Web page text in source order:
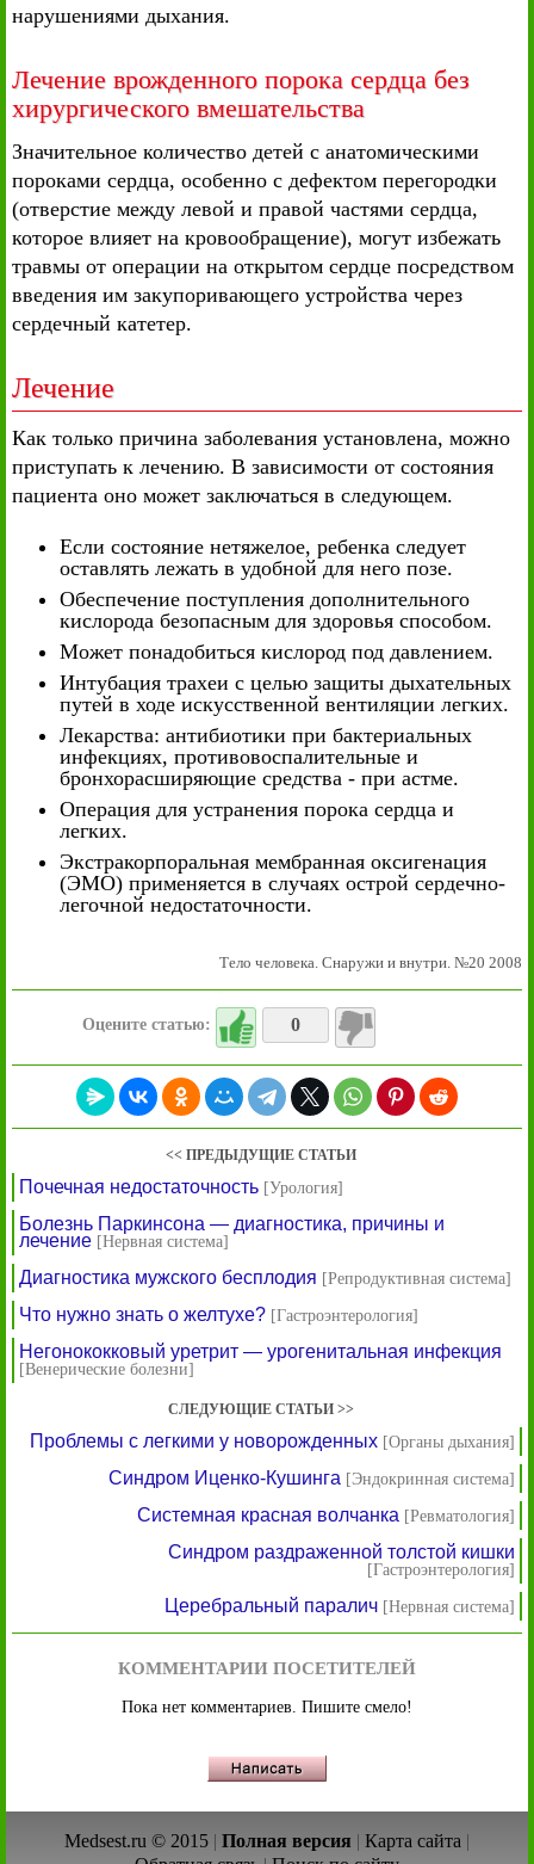
нарушениями дыхания.
Лечение врожденного порока сердца без
хирургического вмешательства
Значительное количество детей с анатомическими
пороками сердца, особенно с дефектом перегородки
(отверстие между левой и правой частями сердца,
которое влияет на кровообращение), могут избежать
травмы от операции на открытом сердце посредством
введения им закупоривающего устройства через
сердечный катетер.
Лечение
Как только причина заболевания установлена, можно
приступать к лечению. В зависимости от состояния
пациента оно может заключаться в следующем.
Если состояние нетяжелое, ребенка следует
оставлять лежать в удобной для него позе.
Обеспечение поступления дополнительного
кислорода безопасным для здоровья способом.
Может понадобиться кислород под давлением.
Интубация трахеи с целью защиты дыхательных
путей в ходе искусственной вентиляции легких.
Лекарства: антибиотики при бактериальных
инфекциях, противовоспалительные и
бронхорасширяющие средства - при астме.
Операция для устранения порока сердца и
легких.
Экстракорпоральная мембранная оксигенация
(ЭМО) применяется в случаях острой сердечно-
легочной недостаточности.
Тело человека. Снаружи и внутри. №20 2008
Оцените статью: 0
<< ПРЕДЫДУЩИЕ СТАТЬИ
Почечная недостаточность [Урология]
Болезнь Паркинсона — диагностика, причины и
лечение [Нервная система]
Диагностика мужского бесплодия [Репродуктивная система]
Что нужно знать о желтухе? [Гастроэнтерология]
Негонококковый уретрит — урогенитальная инфекция
[Венерические болезни]
СЛЕДУЮЩИЕ СТАТЬИ >>
Проблемы с легкими у новорожденных [Органы дыхания]
Синдром Иценко-Кушинга [Эндокринная система]
Системная красная волчанка [Ревматология]
Синдром раздраженной толстой кишки
[Гастроэнтерология]
Церебральный паралич [Нервная система]
КОММЕНТАРИИ ПОСЕТИТЕЛЕЙ
Пока нет комментариев. Пишите смело!
Medsest.ru © 2015 | Полная версия | Карта сайта |